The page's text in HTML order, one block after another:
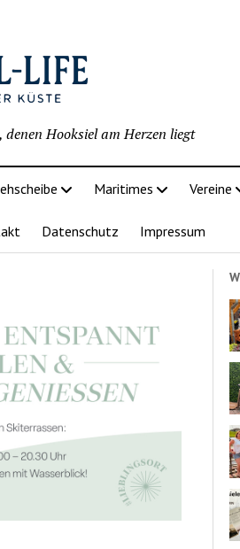
Hooksiel am Herzen liegt
Maritimes Vereine
Datenschutz Impressum